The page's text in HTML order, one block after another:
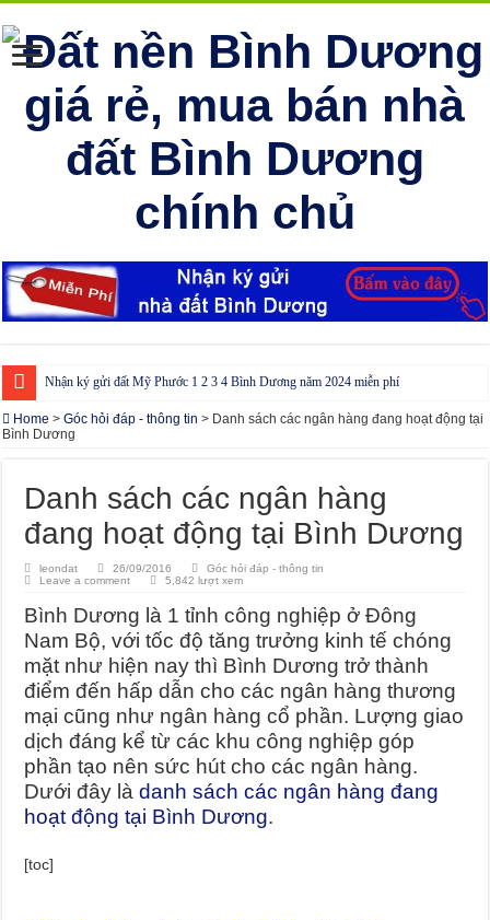
Nhận ký gửi đất Mỹ Phước 1 2 3 4 Bình Dương năm 2024 miễn phí
Cho thuê nhà Ecolakes Bình Dương, mới đẹp, đầy đủ nội thất
Phòng công chứng tại Đồng Phú – Bình Phước
Home > Góc hỏi đáp - thông tin > Danh sách các ngân hàng đang hoạt động tại
Bình Dương
Danh sách các ngân hàng
đang hoạt động tại Bình Dương
leondat 26/09/2016
Góc hỏi đáp - thông tin
Leave a comment
5,842 lượt xem
Bình Dương là 1 tỉnh công nghiệp ở Đông
Nam Bộ, với tốc độ tăng trưởng kinh tế chóng
mặt như hiện nay thì Bình Dương trở thành
điểm đến hấp dẫn cho các ngân hàng thương
mại cũng như ngân hàng cổ phần. Lượng giao
dịch đáng kể từ các khu công nghiệp góp
phần tạo nên sức hút cho các ngân hàng.
Dưới đây làdanh sách các ngân hàng đang
hoạt động tại Bình Dương.
[toc]